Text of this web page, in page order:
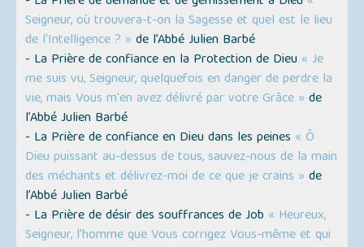
Seigneur, où trouvera-t-on la Sagesse et quel est le lieu
de l'Intelligence ? » de l’Abbé Julien Barbé
- La Prière de confiance en la Protection de Dieu « Je
me suis vu, Seigneur, quelquefois en danger de perdre la
vie, mais Vous m'en avez délivré par votre Grâce » de
l’Abbé Julien Barbé
- La Prière de confiance en Dieu dans les peines « Ô
Dieu puissant au-dessus de tous, sauvez-nous de la main
des méchants et délivrez-moi de ce que je crains » de
l’Abbé Julien Barbé
- La Prière de désir des souffrances de Job « Heureux,
Seigneur, l'homme que Vous corrigez Vous-même et qui